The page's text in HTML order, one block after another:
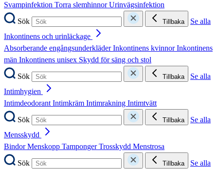
Svampinfektion Torra slemhinnorUrinvägsinfektion
Sök
Tillbaka
Se alla
Inkontinens och urinläckage
Absorberande engångsunderkläderInkontinens kvinnorInkontinens
män Inkontinens unisex Skydd för säng och stol
Sök
Tillbaka
Se alla
Intimhygien
IntimdeodorantIntimkräm Intimrakning Intimtvätt
Sök
Tillbaka
Se alla
Mensskydd
BindorMenskopp TampongerTrosskydd Menstrosa
Sök
Tillbaka
Se alla